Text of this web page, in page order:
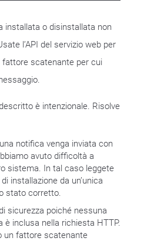
installata o disinstallata non
l’API del servizio web per
scatenante per cui
è intenzionale. Risolve
notifica venga inviata con
avuto difficoltà a
sistema. In tal caso leggete
installazione da un’unica
stato corretto.
sicurezza poiché nessuna
è inclusa nella richiesta HTTP.
un fattore scatenante